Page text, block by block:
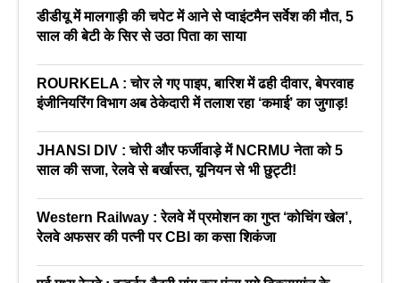
डीडीयू में मालगाड़ी की चपेट में आने से प्वाइंटमैन सर्वेश की मौत, 5
साल की बेटी के सिर से उठा पिता का साया
ROURKELA : चोर ले गए पाइप, बारिश में ढही दीवार, बेपरवाह
इंजीनियरिंग विभाग अब ठेकेदारी में तलाश रहा ‘कमाई’ का जुगाड़!
JHANSI DIV : चोरी और फर्जीवाड़े में NCRMU नेता को 5
साल की सजा, रेलवे से बर्खास्त, यूनियन से भी छुट्टी!
Western Railway : रेलवे में प्रमोशन का गुप्त ‘कोचिंग खेल’,
रेलवे अफसर की पत्नी पर CBI का कसा शिकंजा